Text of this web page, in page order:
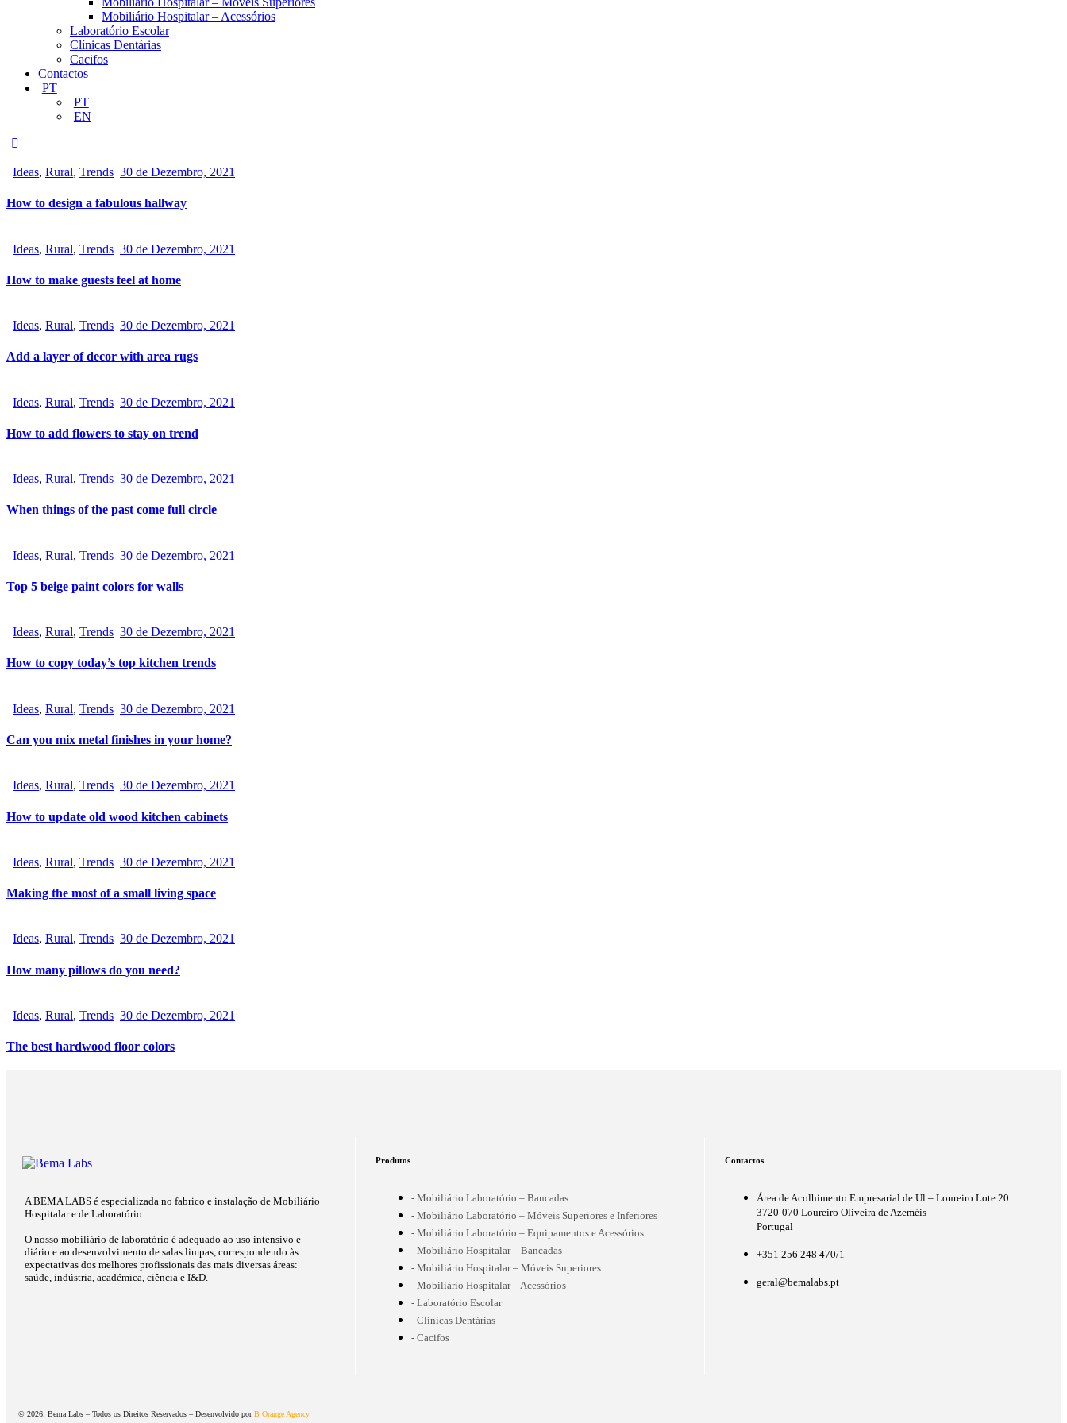
Mobiliário Hospitalar – Acessórios
Laboratório Escolar
Clínicas Dentárias
Cacifos
Contactos
PT
PT
EN
Ideas, Rural, Trends 30 de Dezembro, 2021
How to design a fabulous hallway
Ideas, Rural, Trends 30 de Dezembro, 2021
How to make guests feel at home
Ideas, Rural, Trends 30 de Dezembro, 2021
Add a layer of decor with area rugs
Ideas, Rural, Trends 30 de Dezembro, 2021
How to add flowers to stay on trend
Ideas, Rural, Trends 30 de Dezembro, 2021
When things of the past come full circle
Ideas, Rural, Trends 30 de Dezembro, 2021
Top 5 beige paint colors for walls
Ideas, Rural, Trends 30 de Dezembro, 2021
How to copy today’s top kitchen trends
Ideas, Rural, Trends 30 de Dezembro, 2021
Can you mix metal finishes in your home?
Ideas, Rural, Trends 30 de Dezembro, 2021
How to update old wood kitchen cabinets
Ideas, Rural, Trends 30 de Dezembro, 2021
Making the most of a small living space
Ideas, Rural, Trends 30 de Dezembro, 2021
How many pillows do you need?
Ideas, Rural, Trends 30 de Dezembro, 2021
The best hardwood floor colors
A BEMA LABS é especializada no fabrico e instalação de Mobiliário
Hospitalar e de Laboratório.
O nosso mobiliário de laboratório é adequado ao uso intensivo e
diário e ao desenvolvimento de salas limpas, correspondendo às
expectativas dos melhores profissionais das mais diversas áreas:
saúde, indústria, académica, ciência e I&D.
Produtos
- Mobiliário Laboratório – Bancadas
- Mobiliário Laboratório – Móveis Superiores e Inferiores
- Mobiliário Laboratório – Equipamentos e Acessórios
- Mobiliário Hospitalar – Bancadas
- Mobiliário Hospitalar – Móveis Superiores
- Mobiliário Hospitalar – Acessórios
- Laboratório Escolar
- Clínicas Dentárias
- Cacifos
Contactos
Área de Acolhimento Empresarial de Ul – Loureiro Lote 20
3720-070 Loureiro Oliveira de Azeméis
Portugal
+351 256 248 470/1
geral@bemalabs.pt
© 2026. Bema Labs – Todos os Direitos Reservados – Desenvolvido porB Orange Agency